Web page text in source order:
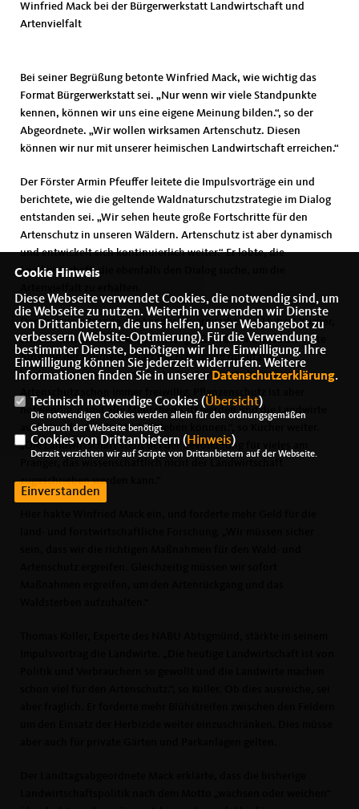
Winfried Mack bei der Bürgerwerkstatt Landwirtschaft und
Artenvielfalt
Bei seiner Begrüßung betonte Winfried Mack, wie wichtig das
Format Bürgerwerkstatt sei. „Nur wenn wir viele Standpunkte
kennen, können wir uns eine eigene Meinung bilden.“, so der
Abgeordnete. „Wir wollen wirksamen Artenschutz. Diesen
können wir nur mit unserer heimischen Landwirtschaft erreichen.“
Der Förster Armin Pfeuffer leitete die Impulsvorträge ein und
berichtete, wie die geltende Waldnaturschutzstrategie im Dialog
entstanden sei. „Wir sehen heute große Fortschritte für den
Artenschutz in unseren Wäldern. Artenschutz ist aber dynamisch
und entwickelt sich kontinuierlich weiter.“ Er lobte, die
Landwirtschaft, die ebenfalls den Dialog suche, um die
Der Kreisvorsitzende des Landesbauernverbands, Hubert Kucher,
schloss sich an und erklärte unter großem Beifall, dass die erste
Aufgabe der Landwirtschaft die Erzeugung qualitativ
hochwertiger Lebensmittel sei. „Die Landwirte betreiben
Artenschutz schon immer freiwillig. Pflanzenschutz ist aber
notwendig, damit alle Menschen satt werden und die Landwirte
auch von der Landwirtschaft leben können.“, so Kucher weiter.
Die Landwirtschaft steht bei der Bevölkerung für vieles am
zugeschrieben werden kann.“
Cookie Hinweis
Diese Webseite verwendet Cookies, die notwendig sind, um
die Webseite zu nutzen. Weiterhin verwenden wir Dienste
von Drittanbietern, die uns helfen, unser Webangebot zu
verbessern (Website-Optmierung). Für die Verwendung
bestimmter Dienste, benötigen wir Ihre Einwilligung. Ihre
Einwilligung können Sie jederzeit widerrufen. Weitere
Informationen finden Sie in unserer Datenschutzerklärung.
Technisch notwendige Cookies (Übersicht)
Die notwendigen Cookies werden allein für den ordnungsgemäßen
Gebrauch der Webseite benötigt.
Cookies von Drittanbietern ( Hinweis)
Derzeit verzichten wir auf Scripte von Drittanbietern auf der Webseite.
Einverstanden